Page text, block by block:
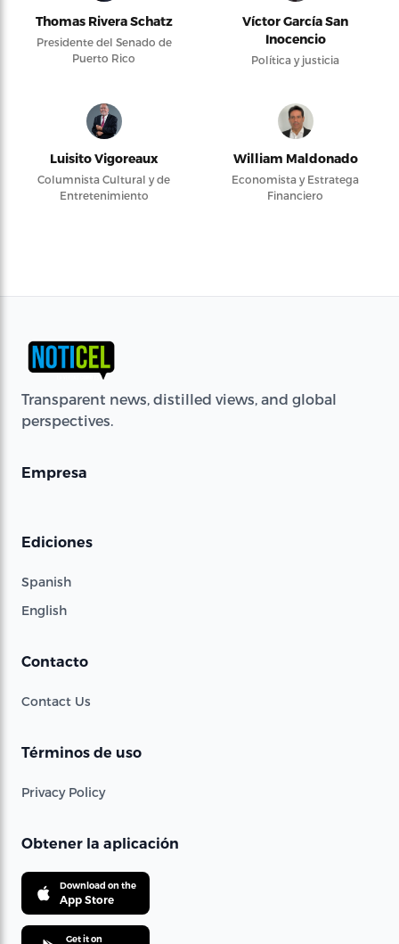
Thomas Rivera Schatz
Presidente del Senado de
Puerto Rico
Víctor García San
Inocencio
Política y justicia
Luisito Vigoreaux
Columnista Cultural y de
Entretenimiento
William Maldonado
Economista y Estratega
Financiero
Transparent news, distilled views, and global
perspectives.
Empresa
Ediciones
Spanish
English
Contacto
Contact Us
Términos de uso
Privacy Policy
Obtener la aplicación
Download on the
App Store
Get it on